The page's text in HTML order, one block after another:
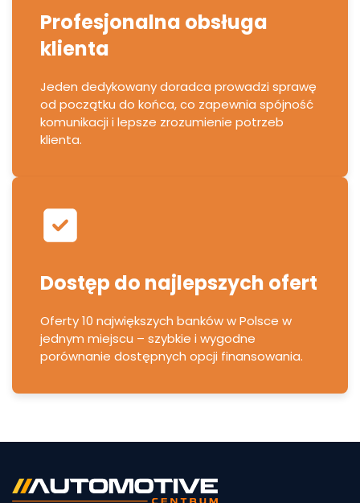
Profesjonalna obsługa
klienta
Jeden dedykowany doradca prowadzi sprawę
od początku do końca, co zapewnia spójność
komunikacji i lepsze zrozumienie potrzeb
klienta.
Dostęp do najlepszych ofert
Oferty 10 największych banków w Polsce w
jednym miejscu – szybkie i wygodne
porównanie dostępnych opcji finansowania.